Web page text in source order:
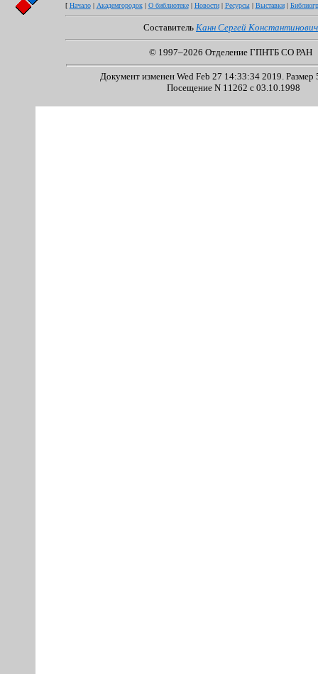
[ Начало| Академгородок| О библиотеке| Новости| Ресурсы| Выставки|
Составитель Канн Сергей Константинович
© 1997–2026 Отделение ГПНТБ СО РАН
Документ изменен Wed Feb 27 14:33:34 2019. Размер
Посещение N 11262 с 03.10.1998